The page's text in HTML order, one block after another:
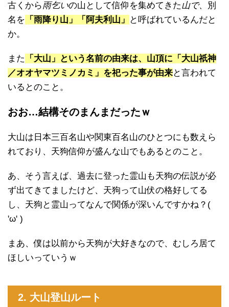
古くから雨乞いの山として信仰を集めてきた山で、
別
名を 「雨降り山」「阿夫利山」
と呼ばれているんだと
か。
また
「大山」という名前の由来は、山頂に「大山祇神
／オオヤマツミノカミ」を祀った事が由来と言われて
いるとのこと。
おお…結構そのまんまだったｗ
大山は日本三百名山や関東百名山のひとつにも数えら
れており、天狗信仰が盛んな山でもあるとのこと。
あ、そう言えば、過去に登った霊山も天狗の伝説が必
ず出てきてましたけど、天狗って山伏の格好してる
し、天狗と霊山ってなんで関係が深いんですかね？(
'ω' )
まあ、僕は以前から天狗が大好きなので、むしろ居て
ほしいっていうｗ
2. 大山登山ルート